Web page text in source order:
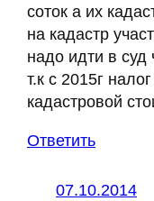
соток а их
на кадастр
надо идти в суд
т.к с 2015г
кадастровой
Ответить
07.10.2014